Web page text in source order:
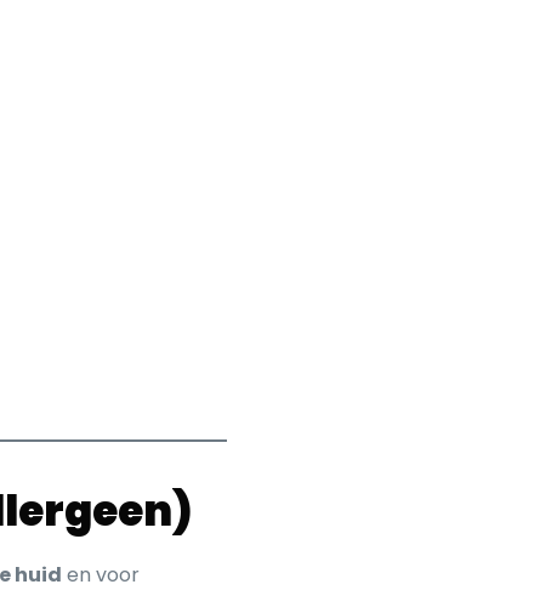
huid en voor